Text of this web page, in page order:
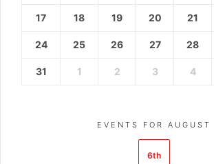
17 18 19 20 21
24 25 26 27 28
31 1 2 3 4
EVENTS FOR AUGUST
6th